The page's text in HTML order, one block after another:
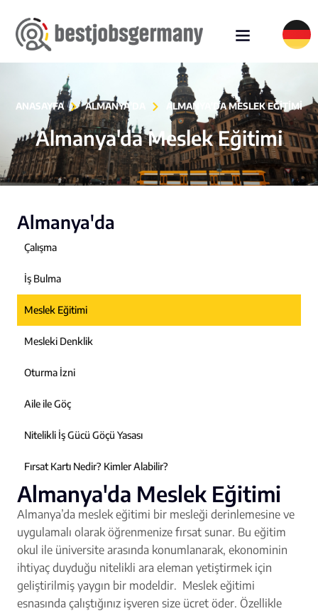
ANASAYFA ALMANYA'DA ALMANYA'DA MESLEK EĞITIMI
Almanya'da Meslek Eğitimi
Almanya'da
Çalışma
İş Bulma
Meslek Eğitimi
Mesleki Denklik
Oturma İzni
Aile ile Göç
Nitelikli İş Gücü Göçü Yasası
Fırsat Kartı Nedir? Kimler Alabilir?
Almanya'da Meslek Eğitimi
Almanya’da meslek eğitimi bir mesleği derinlemesine ve
uygulamalı olarak öğrenmenize fırsat sunar. Bu eğitim
okul ile üniversite arasında konumlanarak, ekonominin
ihtiyaç duyduğu nitelikli ara eleman yetiştirmek için
geliştirilmiş yaygın bir modeldir. Meslek eğitimi
esnasında çalıştığınız işveren size ücret öder. Özellikle